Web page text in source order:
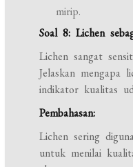
mirip.
Soal 8: Lichen
Lichen sangat
Jelaskan mengapa
indikator kualitas
Pembahasan:
Lichen sering
untuk menilai